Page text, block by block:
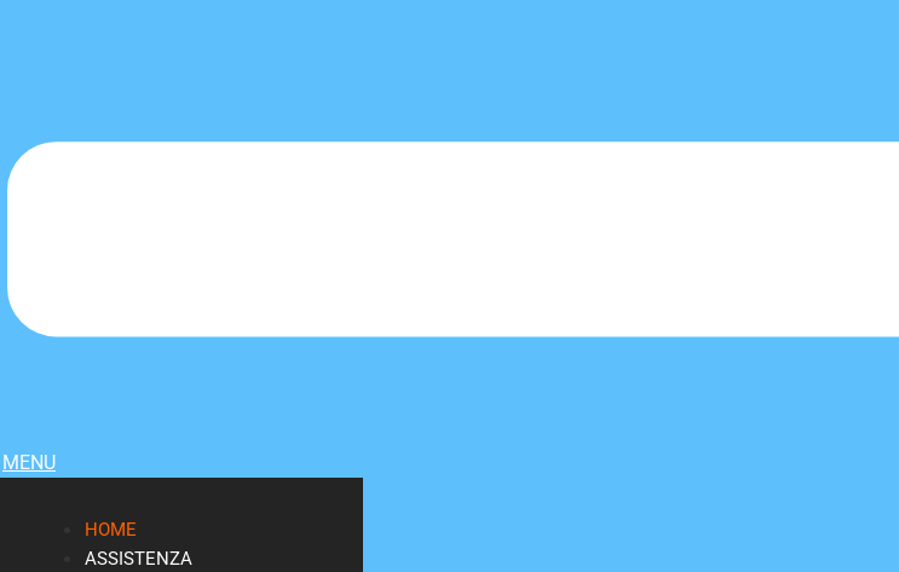
MENU
HOME
ASSISTENZA